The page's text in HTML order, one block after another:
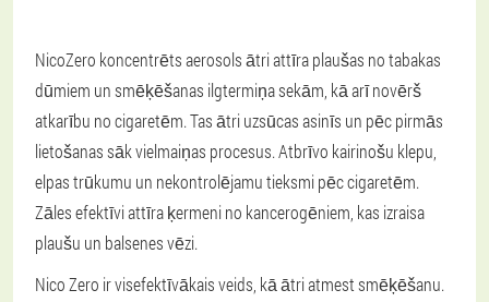
NicoZero koncentrēts aerosols ātri attīra plaušas no tabakas
dūmiem un smēķēšanas ilgtermiņa sekām, kā arī novērš
atkarību no cigaretēm. Tas ātri uzsūcas asinīs un pēc pirmās
lietošanas sāk vielmaiņas procesus. Atbrīvo kairinošu klepu,
elpas trūkumu un nekontrolējamu tieksmi pēc cigaretēm.
Zāles efektīvi attīra ķermeni no kancerogēniem, kas izraisa
plaušu un balsenes vēzi.
Nico Zero ir visefektīvākais veids, kā ātri atmest smēķēšanu.